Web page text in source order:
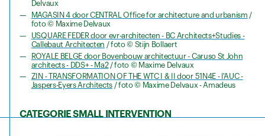
Delvaux
MAGASIN 4 door CENTRAL Office for architecture and urbanism /
foto © Maxime Delvaux
USQUARE FEDER door evr-architecten - BC Architects+Studies -
Callebaut Architecten / foto © Stijn Bollaert
ROYALE BELGE door Bovenbouw architectuur - Caruso St John
architects - DDS+ - Ma2/ foto © Maxime Delvaux
ZIN - TRANSFORMATION OF THE WTC I & II door 51N4E - l'AUC -
Jaspers-Eyers Architects / foto © Maxime Delvaux - Amadeus
CATEGORIE SMALL INTERVENTION